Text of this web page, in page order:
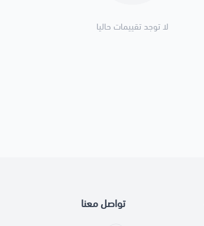
لا توجد تقييمات حاليا
تواصل معنا